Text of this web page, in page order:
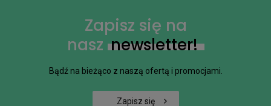
Zapisz się na
nasz newsletter!
Bądź na bieżąco z naszą ofertą i promocjami.
Zapisz się